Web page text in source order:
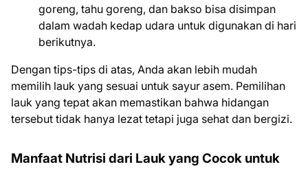
goreng, tahu goreng, dan bakso bisa disimpan
dalam wadah kedap udara untuk digunakan di hari
berikutnya.
Dengan tips-tips di atas, Anda akan lebih mudah
memilih lauk yang sesuai untuk sayur asem. Pemilihan
lauk yang tepat akan memastikan bahwa hidangan
tersebut tidak hanya lezat tetapi juga sehat dan bergizi.
Manfaat Nutrisi dari Lauk yang Cocok untuk